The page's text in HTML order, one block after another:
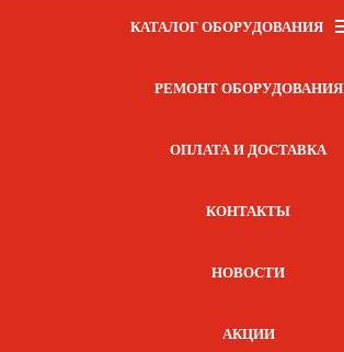
КАТАЛОГ ОБОРУДОВАНИЯ
РЕМОНТ ОБОРУДОВАНИЯ
ОПЛАТА И ДОСТАВКА
КОНТАКТЫ
НОВОСТИ
АКЦИИ